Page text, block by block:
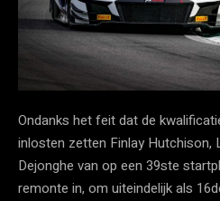
Ondanks het feit dat de
inlosten zetten Finlay Hutchison,
Dejonghe van op een 39ste
remonte in, om uiteindelijk als